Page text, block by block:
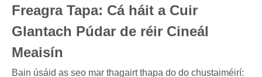
Freagra Tapa: Cá háit a Cuir
Glantach Púdar de réir Cineál
Meaisín
Bain úsáid as seo mar thagairt thapa do do chustaiméirí: